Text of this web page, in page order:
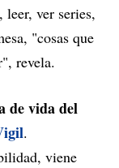
ver series,
"cosas que
revela.
de vida del
.
viene